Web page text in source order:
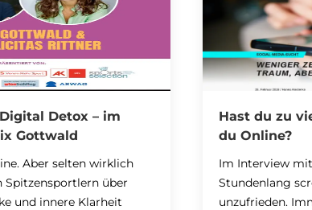
Detox – im
Gottwald
Aber selten wirklich
Spitzensportlern über
und innere Klarheit
Hast du zu
du Online?
Im Interview
Stundenlang
unzufrieden.